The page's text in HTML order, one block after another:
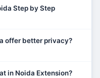
Step by Step
offer better privacy?
in Noida Extension?